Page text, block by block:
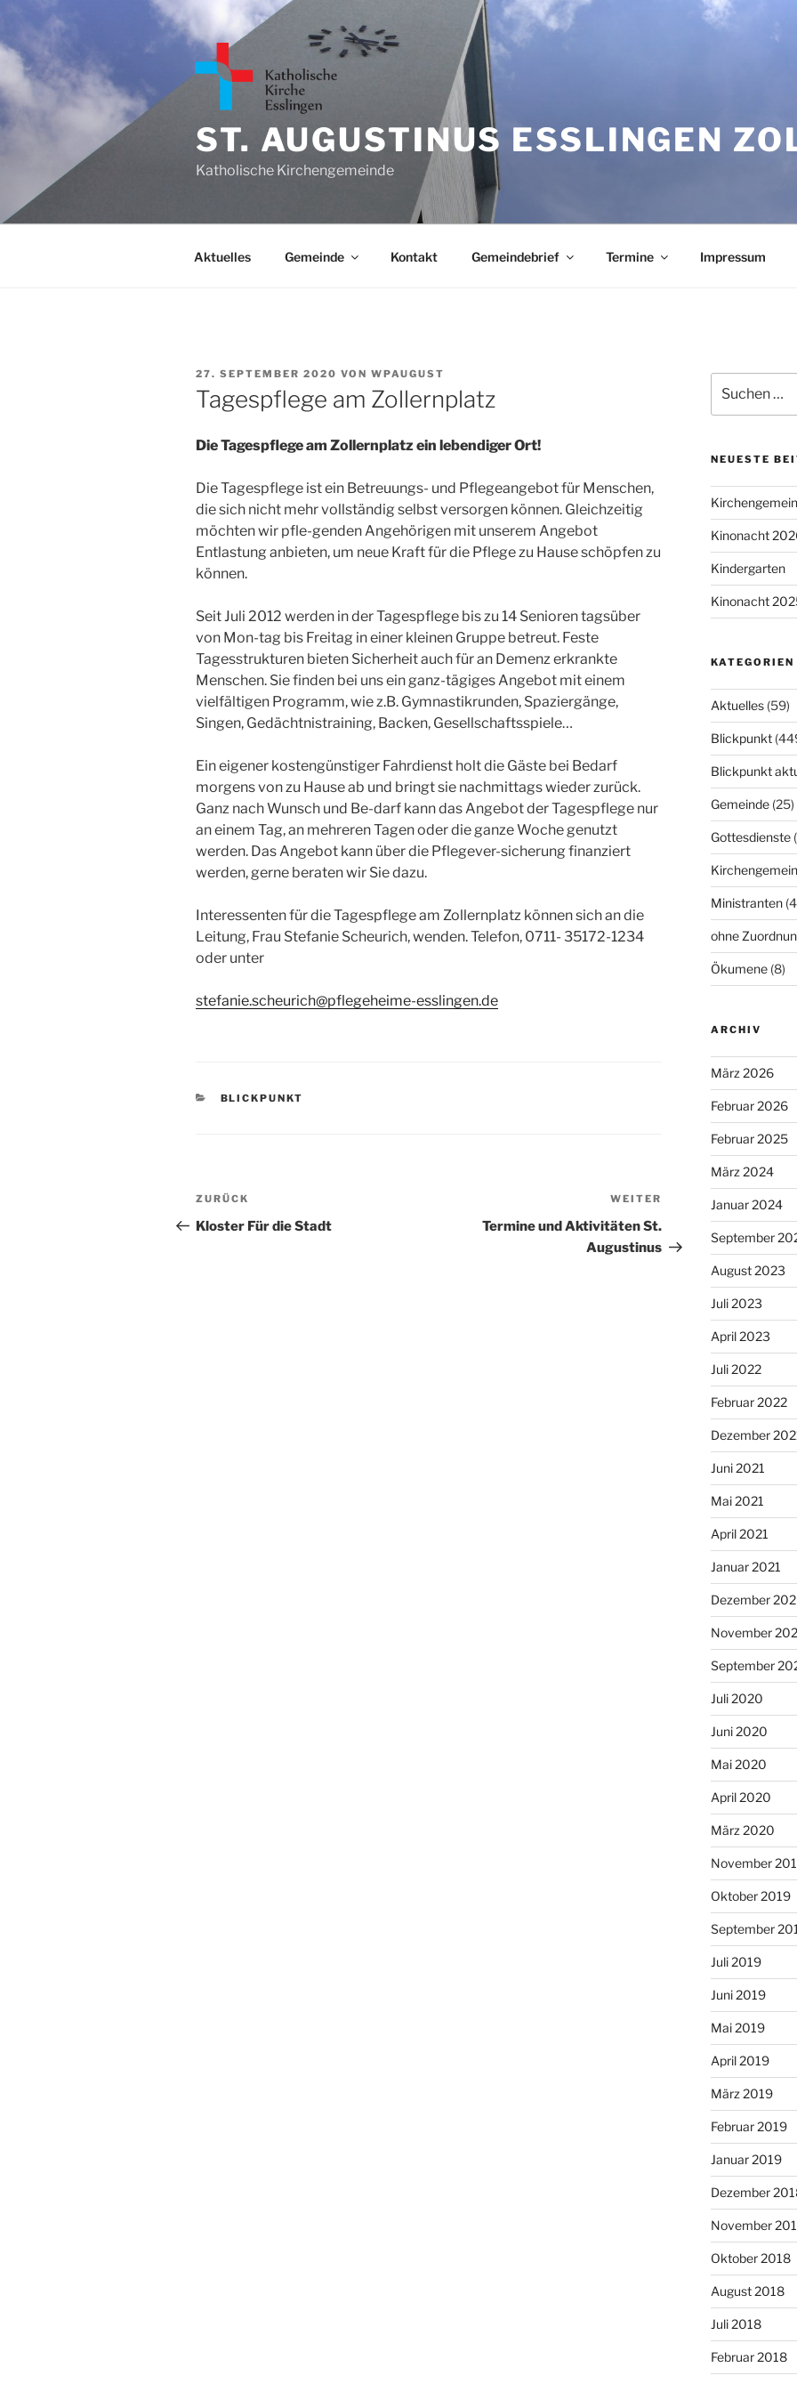
Inhalt
springen
ST. AUGUSTINUS ESSLINGEN
Katholische Kirchengemeinde
Aktuelles Gemeinde Kontakt Gemeindebrief Termine Impressum
VERÖFFENTLICHT
AM
27. SEPTEMBER 2020 VON WPAUGUST
Tagespflege am Zollernplatz
Die Tagespflege am Zollernplatz ein lebendiger Ort!
Die Tagespflege ist ein Betreuungs- und Pflegeangebot für Menschen,
die sich nicht mehr vollständig selbst versorgen können. Gleichzeitig
möchten wir pfle-genden Angehörigen mit unserem Angebot
Entlastung anbieten, um neue Kraft für die Pflege zu Hause schöpfen zu
können.
Seit Juli 2012 werden in der Tagespflege bis zu 14 Senioren tagsüber
von Mon-tag bis Freitag in einer kleinen Gruppe betreut. Feste
Tagesstrukturen bieten Sicherheit auch für an Demenz erkrankte
Menschen. Sie finden bei uns ein ganz-tägiges Angebot mit einem
vielfältigen Programm, wie z.B. Gymnastikrunden, Spaziergänge,
Singen, Gedächtnistraining, Backen, Gesellschaftsspiele…
Ein eigener kostengünstiger Fahrdienst holt die Gäste bei Bedarf
morgens von zu Hause ab und bringt sie nachmittags wieder zurück.
Ganz nach Wunsch und Be-darf kann das Angebot der Tagespflege nur
an einem Tag, an mehreren Tagen oder die ganze Woche genutzt
werden. Das Angebot kann über die Pflegever-sicherung finanziert
werden, gerne beraten wir Sie dazu.
Interessenten für die Tagespflege am Zollernplatz können sich an die
Leitung, Frau Stefanie Scheurich, wenden. Telefon, 0711- 35172-1234
oder unter
stefanie.scheurich@pflegeheime-esslingen.de
KATEGORIEN
BLICKPUNKT
Beitragsnavigation
Vorheriger
Beitrag
ZURÜCK
Kloster Für die Stadt
Nächster
Beitrag
WEITER
Termine und Aktivitäten St.
Augustinus
nach:
NEUESTE
Kinonacht
Kindergarten
Kinonacht
KATEGORIEN
Aktuelles(59)
Blickpunkt
Blickpunkt
Gemeinde(25)
Gottesdienste
Ministranten
ohne
Ökumene(8)
ARCHIV
März 2026
Februar 2026
Februar 2025
März 2024
Januar 2024
September
August 2023
Juli 2023
April 2023
Juli 2022
Februar 2022
Dezember
Juni 2021
Mai 2021
April 2021
Januar 2021
Dezember
November
September
Juli 2020
Juni 2020
Mai 2020
April 2020
März 2020
November
Oktober 2019
September
Juli 2019
Juni 2019
Mai 2019
April 2019
März 2019
Februar 2019
Januar 2019
Dezember
November
Oktober 2018
August 2018
Juli 2018
Februar 2018